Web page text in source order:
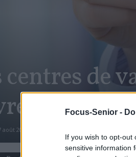
Focus-Senior -
If you wish to opt-out
sensitive information
centres de
jaune
août 2017